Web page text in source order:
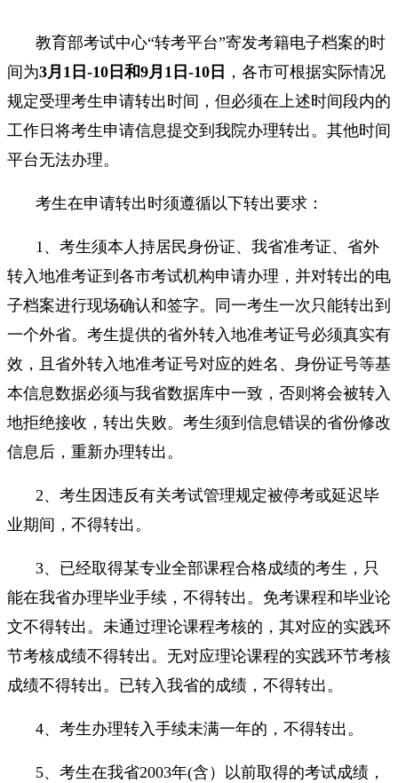
教育部考试中心“转考平台”寄发考籍电子档案的时
间为3月1日-10日和9月1日-10日 ，各市可根据实际情况
规定受理考生申请转出时间，但必须在上述时间段内的
工作日将考生申请信息提交到我院办理转出。其他时间
平台无法办理。
考生在申请转出时须遵循以下转出要求：
1、考生须本人持居民身份证、我省准考证、省外
转入地准考证到各市考试机构申请办理，并对转出的电
子档案进行现场确认和签字。同一考生一次只能转出到
一个外省。考生提供的省外转入地准考证号必须真实有
效，且省外转入地准考证号对应的姓名、身份证号等基
本信息数据必须与我省数据库中一致，否则将会被转入
地拒绝接收，转出失败。考生须到信息错误的省份修改
信息后，重新办理转出。
2、考生因违反有关考试管理规定被停考或延迟毕
业期间，不得转出。
3、已经取得某专业全部课程合格成绩的考生，只
能在我省办理毕业手续，不得转出。免考课程和毕业论
文不得转出。未通过理论课程考核的，其对应的实践环
节考核成绩不得转出。无对应理论课程的实践环节考核
成绩不得转出。已转入我省的成绩，不得转出。
4、考生办理转入手续未满一年的，不得转出。
5、考生在我省2003年(含）以前取得的考试成绩，